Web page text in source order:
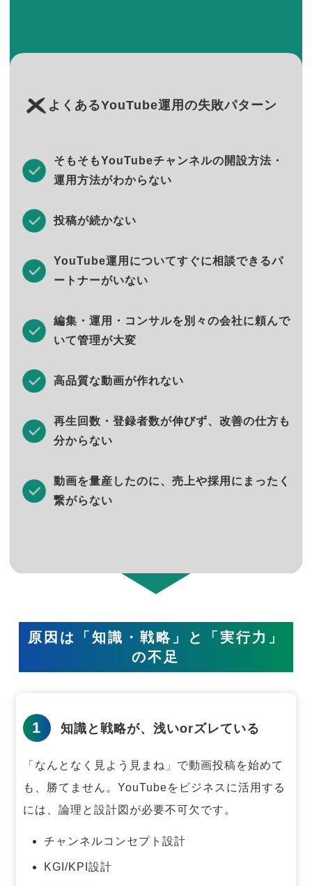
よくあるYouTube運用の失敗パターン
そもそもYouTubeチャンネルの開設方法・
運用方法がわからない
投稿が続かない
YouTube運用についてすぐに相談できるパ
ートナーがいない
編集・運用・コンサルを別々の会社に頼んで
いて管理が大変
高品質な動画が作れない
再生回数・登録者数が伸びず、改善の仕方も
分からない
動画を量産したのに、売上や採用にまったく
繋がらない
原因は「知識・戦略」と「実行力」
の不足
1 知識と戦略が、浅いorズレている
「なんとなく見よう見まね」で動画投稿を始めて
も、勝てません。 YouTubeをビジネスに活用する
には、論理と設計図が必要不可欠です。
チャンネルコンセプト設計
KGI/KPI設計